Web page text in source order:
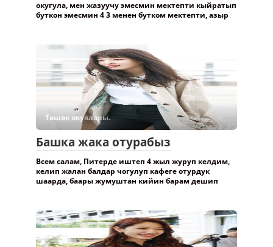
окугула, мен жазуучу эмесмин мектепти кыйратып
буткон эмесмин 4 3 менен бутком мектепти, азыр
Төшөк окуялары.
Башка жака отурабыз
Всем салам, Питерде иштеп 4 жыл журуп келдим,
келип жалан балдар чогулуп кафеге отурдук
шаарда, баары жумуштан кийин барам дешип